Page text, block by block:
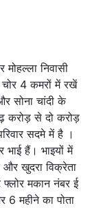
निवासी
चोर 4 कमरों में रखें
सोना चांदी के
करोड़ से दो करोड़
सदमे में है ।
भाई हैं। भाइयों में
खुदरा विक्रेता
फ्लोर मकान नंबर ई
6 महीने का पोता